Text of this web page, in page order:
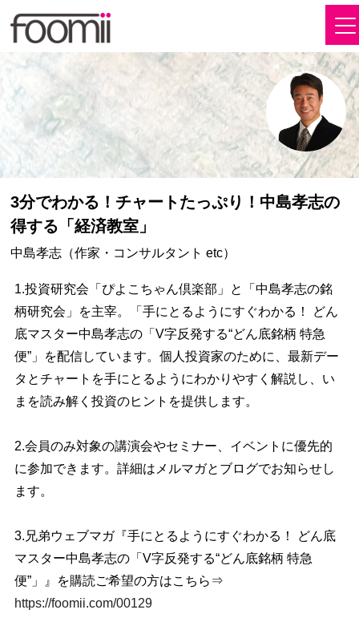
3分でわかる！チャートたっぷり！中島孝志の
得する「経済教室」
中島孝志（作家・コンサルタント etc）
1.投資研究会「ぴよこちゃん倶楽部」と「中島孝志の銘
柄研究会」を主宰。「手にとるようにすぐわかる！ どん
底マスター中島孝志の「V字反発する“どん底銘柄 特急
便”」を配信しています。個人投資家のために、最新デー
タとチャートを手にとるようにわかりやすく解説し、い
まを読み解く投資のヒントを提供します。
2.会員のみ対象の講演会やセミナー、イベントに優先的
に参加できます。詳細はメルマガとブログでお知らせし
ます。
3.兄弟ウェブマガ『手にとるようにすぐわかる！ どん底
マスター中島孝志の「V字反発する“どん底銘柄 特急
便”」』を購読ご希望の方はこちら⇒
https://foomii.com/00129